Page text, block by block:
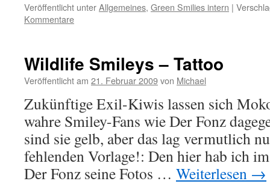
Veröffentlicht unterAllgemeines, Green Smilies intern |
Kommentare
Wildlife Smileys – Tattoo
Veröffentlicht am 21. Februar 2009von Michael
Zukünftige Exil-Kiwis lassen sich
wahre Smiley-Fans wie Der Fonz
sind sie gelb, aber das lag vermutlich
fehlenden Vorlage!: Den hier hab ich
Der Fonz seine Fotos … Weiterlesen →